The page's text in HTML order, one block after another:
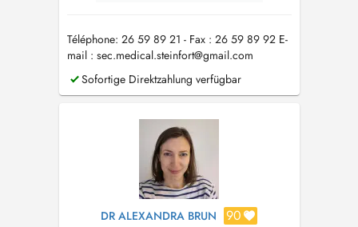
Téléphone: 26 59 89 21 - Fax : 26 59 89 92 E-
mail : sec.medical.steinfort@gmail.com
Sofortige Direktzahlung verfügbar
DR ALEXANDRA BRUN 90